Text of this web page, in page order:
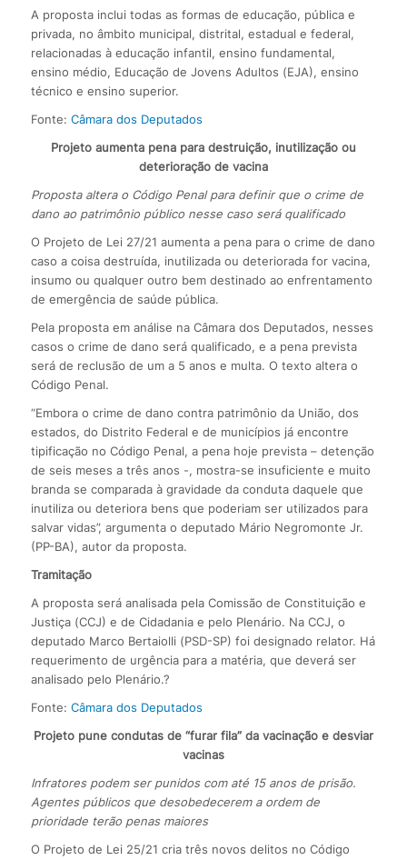
A proposta inclui todas as formas de educação, pública e
privada, no âmbito municipal, distrital, estadual e federal,
relacionadas à educação infantil, ensino fundamental,
ensino médio, Educação de Jovens Adultos (EJA), ensino
técnico e ensino superior.
Fonte: Câmara dos Deputados
Projeto aumenta pena para destruição, inutilização ou
deterioração de vacina
Proposta altera o Código Penal para definir que o crime de
dano ao patrimônio público nesse caso será qualificado
O Projeto de Lei 27/21 aumenta a pena para o crime de dano
caso a coisa destruída, inutilizada ou deteriorada for vacina,
insumo ou qualquer outro bem destinado ao enfrentamento
de emergência de saúde pública.
Pela proposta em análise na Câmara dos Deputados, nesses
casos o crime de dano será qualificado, e a pena prevista
será de reclusão de um a 5 anos e multa. O texto altera o
Código Penal.
“Embora o crime de dano contra patrimônio da União, dos
estados, do Distrito Federal e de municípios já encontre
tipificação no Código Penal, a pena hoje prevista – detenção
de seis meses a três anos -, mostra-se insuficiente e muito
branda se comparada à gravidade da conduta daquele que
inutiliza ou deteriora bens que poderiam ser utilizados para
salvar vidas”, argumenta o deputado Mário Negromonte Jr.
(PP-BA), autor da proposta.
Tramitação
A proposta será analisada pela Comissão de Constituição e
Justiça (CCJ) e de Cidadania e pelo Plenário. Na CCJ, o
deputado Marco Bertaiolli (PSD-SP) foi designado relator. Há
requerimento de urgência para a matéria, que deverá ser
analisado pelo Plenário.?
Fonte: Câmara dos Deputados
Projeto pune condutas de “furar fila” da vacinação e desviar
vacinas
Infratores podem ser punidos com até 15 anos de prisão.
Agentes públicos que desobedecerem a ordem de
prioridade terão penas maiores
O Projeto de Lei 25/21 cria três novos delitos no Código